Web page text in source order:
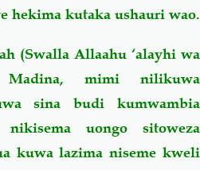
hekima kutaka ushauri wao.
(Swalla Allaahu ‘alayhi wa
Madina, mimi nilikuwa
sina budi kumwambia
uongo sitoweza
kuwa lazima niseme kweli